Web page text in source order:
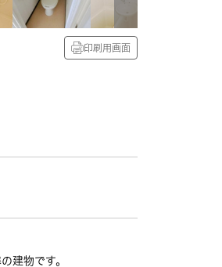
印刷用画面
建物です。